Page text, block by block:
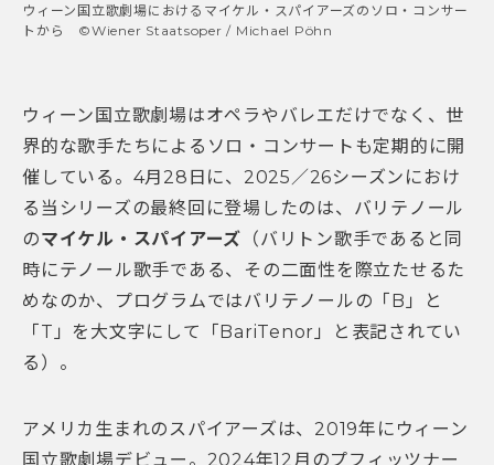
ウィーン国立歌劇場におけるマイケル・スパイアーズのソロ・コンサー
トから ©Wiener Staatsoper / Michael Pöhn
ウィーン国立歌劇場はオペラやバレエだけでなく、世
界的な歌手たちによるソロ・コンサートも定期的に開
催している。4月28日に、2025／26シーズンにおけ
る当シリーズの最終回に登場したのは、バリテノール
のマイケル・スパイアーズ （バリトン歌手であると同
時にテノール歌手である、その二面性を際立たせるた
めなのか、プログラムではバリテノールの「B」と
「T」を大文字にして「BariTenor」と表記されてい
る）。
アメリカ生まれのスパイアーズは、2019年にウィーン
国立歌劇場デビュー。2024年12月のプフィッツナー